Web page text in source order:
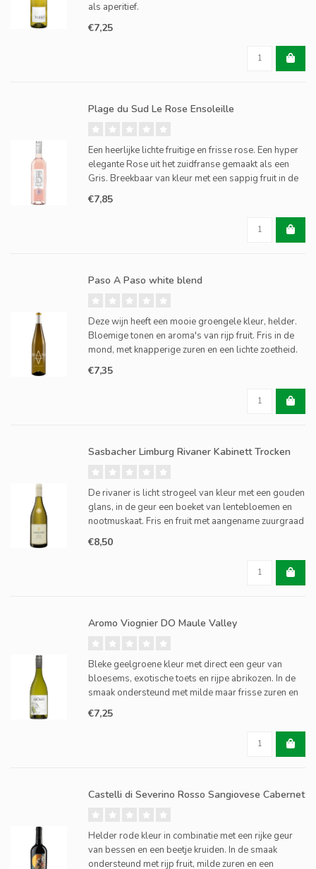
als aperitief.
€7,25
Plage du Sud Le Rose Ensoleille
Een heerlijke lichte fruitige en frisse rose. Een hyper
elegante Rose uit het zuidfranse gemaakt als een
Gris. Breekbaar van kleur met een sappig fruit in de
mond.
€7,85
Paso A Paso white blend
Deze wijn heeft een mooie groengele kleur, helder.
Bloemige tonen en aroma's van rijp fruit. Fris in de
mond, met knapperige zuren en een lichte zoetheid.
€7,35
Sasbacher Limburg Rivaner Kabinett Trocken
De rivaner is licht strogeel van kleur met een gouden
glans, in de geur een boeket van lentebloemen en
nootmuskaat. Fris en fruit met aangename zuurgraad
geven een plezierig mondgevoel. De rivaner kennen
we ook als de muller-thurgau druif.
€8,50
Aromo Viognier DO Maule Valley
Bleke geelgroene kleur met direct een geur van
bloesems, exotische toets en rijpe abrikozen. In de
smaak ondersteund met milde maar frisse zuren en
tropisch fruit.
€7,25
Castelli di Severino Rosso Sangiovese Cabernet
Helder rode kleur in combinatie met een rijke geur
van bessen en een beetje kruiden. In de smaak
ondersteund met rijp fruit, milde zuren en een